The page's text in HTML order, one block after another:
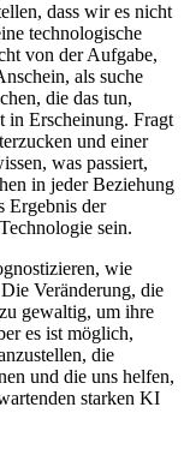
dass wir es nicht
technologische
von der Aufgabe,
als suche
die das tun,
in Erscheinung. Fragt
und einer
was passiert,
in jeder Beziehung
Ergebnis der
sein.
wie
Veränderung, die
gewaltig, um ihre
es ist möglich,
die
und die uns helfen,
starken KI